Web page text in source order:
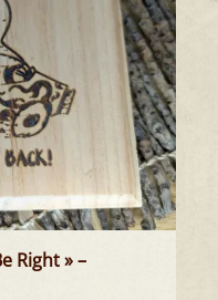
Right » –